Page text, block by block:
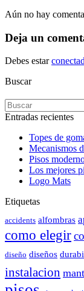
Aún no hay
Deja un
Debes estar
Buscar
Entradas recientes
Topes de
Mecanismos
Pisos
Los mejores
Logo Mats
Etiquetas
accidents alfombras
como elegir
diseño diseños
instalacion